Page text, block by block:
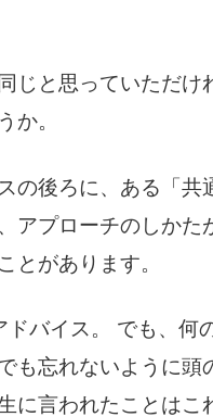
じと思っていただけ
か。
の後ろに、ある「共
アプローチのしかた
とがあります。
バイス。 でも、何
も忘れないように頭
言われたことはこ